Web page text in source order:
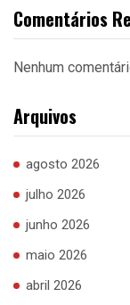
Comentários
Nenhum
Arquivos
agosto 2026
julho 2026
junho 2026
maio 2026
abril 2026